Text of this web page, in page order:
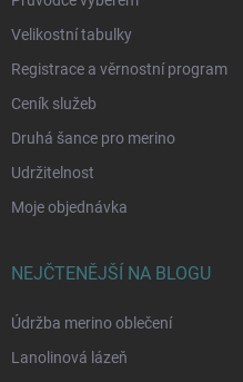
Velikostní tabulky
Registrace a věrnostní program
Ceník služeb
Druhá šance pro merino
Udržitelnost
Moje objednávka
NEJČTENĚJŠÍ NA BLOGU
Údržba merino oblečení
Lanolinová lázeň